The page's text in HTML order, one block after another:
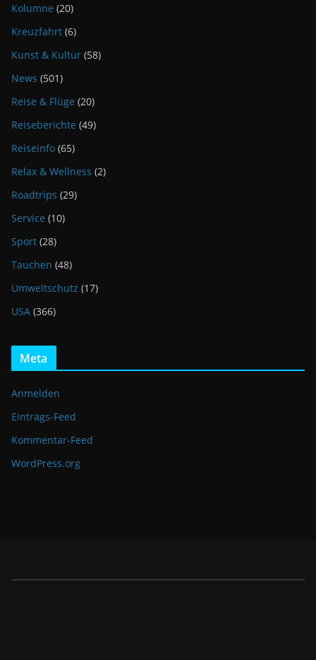
Kolumne (20)
Kreuzfahrt (6)
Kunst & Kultur (58)
News (501)
Reise & Flüge (20)
Reiseberichte (49)
Reiseinfo (65)
Relax & Wellness (2)
Roadtrips (29)
Service (10)
Sport (28)
Tauchen (48)
Umweltschutz (17)
USA (366)
Meta
Anmelden
Eintrags-Feed
Kommentar-Feed
WordPress.org